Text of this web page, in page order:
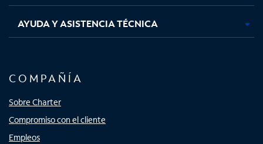
AYUDA Y ASISTENCIA TÉCNICA
COMPAÑÍA
Sobre Charter
Compromiso con el cliente
Empleos